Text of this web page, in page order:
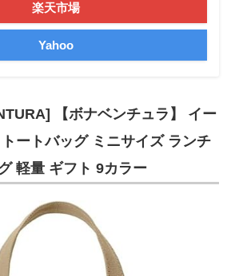
楽天市場
Yahoo
【ボナベンチュラ】 イー
ートバッグ ミニサイズ ランチ
軽量 ギフト 9カラー